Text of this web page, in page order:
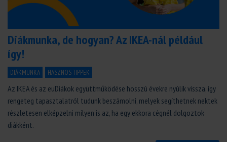
Diákmunka, de hogyan? Az IKEA-nál például
így!
DIÁKMUNKA HASZNOS TIPPEK
Az IKEA és az euDiákok együttműködése hosszú évekre nyúlik vissza, így
rengeteg tapasztalatról tudunk beszámolni, melyek segíthetnek nektek
részletesen elképzelni milyen is az, ha egy ekkora cégnél dolgoztok
diákként.